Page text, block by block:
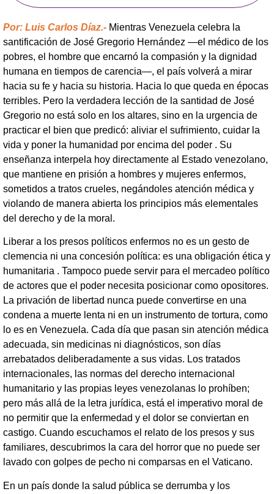
Por: Luis Carlos Díaz.- Mientras Venezuela celebra la
santificación de José Gregorio Hernández —el médico de los
pobres, el hombre que encarnó la compasión y la dignidad
humana en tiempos de carencia—, el país volverá a mirar
hacia su fe y hacia su historia. Hacia lo que queda en épocas
terribles. Pero la verdadera lección de la santidad de José
Gregorio no está solo en los altares, sino en la urgencia de
practicar el bien que predicó: aliviar el sufrimiento, cuidar la
vida y poner la humanidad por encima del poder . Su
enseñanza interpela hoy directamente al Estado venezolano,
que mantiene en prisión a hombres y mujeres enfermos,
sometidos a tratos crueles, negándoles atención médica y
violando de manera abierta los principios más elementales
del derecho y de la moral.
Liberar a los presos políticos enfermos no es un gesto de
clemencia ni una concesión política: es una obligación ética y
humanitaria . Tampoco puede servir para el mercadeo político
de actores que el poder necesita posicionar como opositores.
La privación de libertad nunca puede convertirse en una
condena a muerte lenta ni en un instrumento de tortura, como
lo es en Venezuela. Cada día que pasan sin atención médica
adecuada, sin medicinas ni diagnósticos, son días
arrebatados deliberadamente a sus vidas. Los tratados
internacionales, las normas del derecho internacional
humanitario y las propias leyes venezolanas lo prohíben;
pero más allá de la letra jurídica, está el imperativo moral de
no permitir que la enfermedad y el dolor se conviertan en
castigo. Cuando escuchamos el relato de los presos y sus
familiares, descubrimos la cara del horror que no puede ser
lavado con golpes de pecho ni comparsas en el Vaticano.
En un país donde la salud pública se derrumba y los